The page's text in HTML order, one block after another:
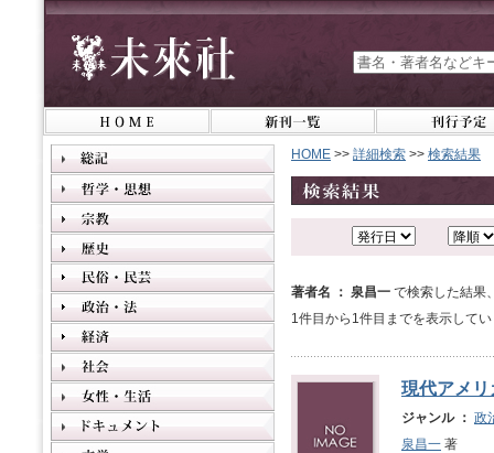
HOME >> 詳細検索 >> 検索結果
著者名 ： 泉昌一 で検索した結果
1件目から1件目までを表示して
現代アメ
ジャンル ： 政
泉昌一 著